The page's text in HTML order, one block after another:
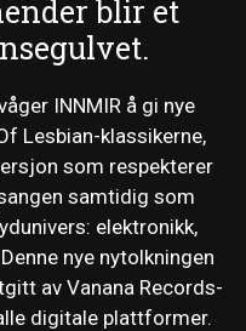
blir et
INNMIR å gi nye
Lesbian-klassikerne,
som respekterer
samtidig som
elektronikk,
nye nytolkningen
av Vanana Records-
digitale plattformer.